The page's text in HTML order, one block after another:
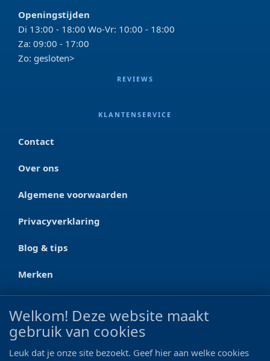
Openingstijden
Di 13:00 - 18:00 Wo-Vr: 10:00 - 18:00
Za: 09:00 - 17:00
Zo: gesloten>
REVIEWS
KLANTENSERVICE
Contact
Over ons
Algemene voorwaarden
Privacyverklaring
Blog & tips
Merken
CONTACT
Ootmarsumseweg 125a
Welkom! Deze website maakt
gebruik van cookies
Leuk dat je onze site bezoekt. Geef hier aan welke cookies